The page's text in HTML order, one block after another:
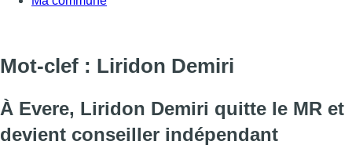
Mot-clef : Liridon Demiri
À Evere, Liridon Demiri quitte le MR et
devient conseiller indépendant